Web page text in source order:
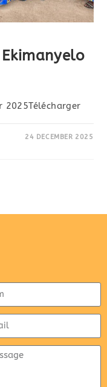
2025Télécharger
24 DECEMBER 2025